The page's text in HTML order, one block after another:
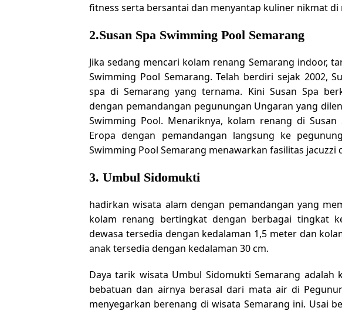
fitness serta bersantai dan menyantap kuliner nikmat di
2.Susan Spa Swimming Pool Semarang
Jika sedang mencari kolam renang Semarang indoor,
Swimming Pool Semarang. Telah berdiri sejak 2002,
spa di Semarang yang ternama. Kini Susan Spa
dengan pemandangan pegunungan Ungaran yang
Swimming Pool. Menariknya, kolam renang di
Eropa dengan pemandangan langsung ke
Swimming Pool Semarang menawarkan fasilitas jacuzzi
3. Umbul Sidomukti
hadirkan wisata alam dengan pemandangan yang
kolam renang bertingkat dengan berbagai tingkat
dewasa tersedia dengan kedalaman 1,5 meter dan
anak tersedia dengan kedalaman 30 cm.
Daya tarik wisata Umbul Sidomukti Semarang adalah
bebatuan dan airnya berasal dari mata air di
menyegarkan berenang di wisata Semarang ini. Usai